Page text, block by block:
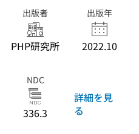
出版者
PHP研究所
出版年
2022.10
NDC
336.3
詳細を見
る